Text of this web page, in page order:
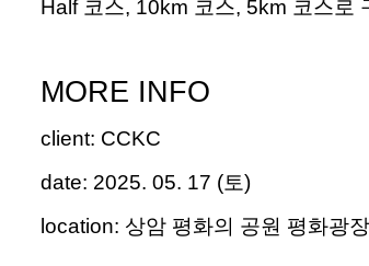
Half 코스, 10km 코스, 5km 코스로
MORE INFO
client: CCKC
date: 2025. 05. 17 (토)
location: 상암 평화의 공원 평화광장